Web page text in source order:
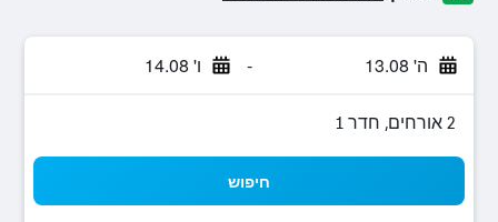
ה' 13.08 - ו' 14.08
2 אורחים, חדר 1
חיפוש